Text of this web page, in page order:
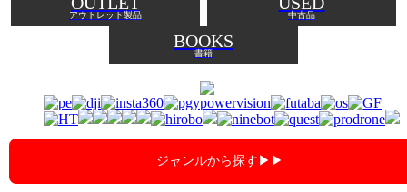
アウトレット製品 中古品
BOOKS
書籍
ジャンルから探す▶︎▶︎